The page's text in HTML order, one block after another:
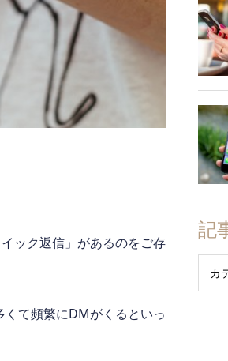
ック返信」があるのをご存
て頻繁にDMがくるといっ
記